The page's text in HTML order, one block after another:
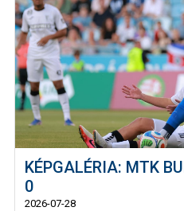
KÉPGALÉRIA: MTK
0
2026-07-28